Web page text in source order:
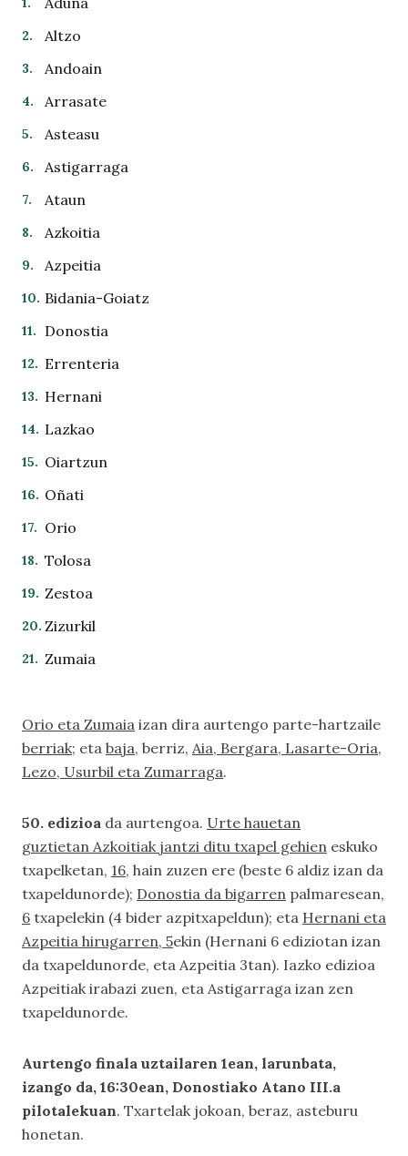
Altzo
Andoain
Arrasate
Asteasu
Astigarraga
Ataun
Azkoitia
Azpeitia
Bidania-Goiatz
Donostia
Errenteria
Hernani
Lazkao
Oiartzun
Oñati
Orio
Tolosa
Zestoa
Zizurkil
Zumaia
Orio eta Zumaia izan dira aurtengo parte-hartzaile
berriak; eta baja, berriz, Aia, Bergara, Lasarte-Oria,
Lezo, Usurbil eta Zumarraga.
50. edizioa da aurtengoa. Urte hauetan
guztietan Azkoitiak jantzi ditu txapel gehien eskuko
txapelketan, 16, hain zuzen ere (beste 6 aldiz izan da
txapeldunorde); Donostia da bigarren palmaresean,
6 txapelekin (4 bider azpitxapeldun); eta Hernani eta
Azpeitia hirugarren, 5ekin (Hernani 6 ediziotan izan
da txapeldunorde, eta Azpeitia 3tan). Iazko edizioa
Azpeitiak irabazi zuen, eta Astigarraga izan zen
txapeldunorde.
Aurtengo finala uztailaren 1ean, larunbata,
izango da, 16:30ean, Donostiako Atano III.a
pilotalekuan. Txartelak jokoan, beraz, asteburu
honetan.